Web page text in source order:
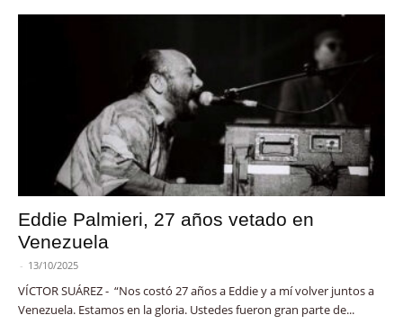
Eddie Palmieri, 27 años vetado en
Venezuela
- 13/10/2025
VÍCTOR SUÁREZ - “Nos costó 27 años a Eddie y a mí volver juntos a
Venezuela. Estamos en la gloria. Ustedes fueron gran parte de...